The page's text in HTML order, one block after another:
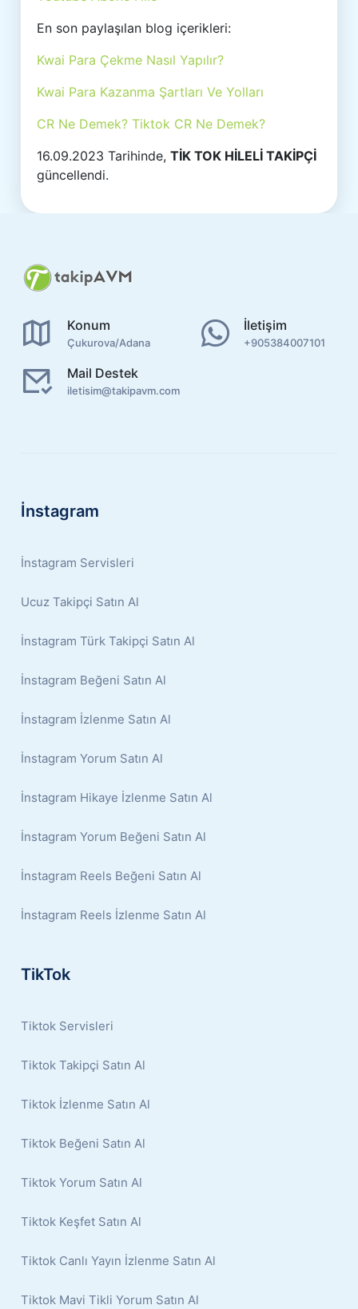
En son paylaşılan blog içerikleri:
Kwai Para Çekme Nasıl Yapılır?
Kwai Para Kazanma Şartları Ve Yolları
CR Ne Demek? Tiktok CR Ne Demek?
16.09.2023 Tarihinde,TİK TOK HİLELİ TAKİPÇİ
güncellendi.
Konum
Çukurova/Adana
İletişim
+905384007101
Mail Destek
iletisim@takipavm.com
İnstagram
İnstagram Servisleri
Ucuz Takipçi Satın Al
İnstagram Türk Takipçi Satın Al
İnstagram Beğeni Satın Al
İnstagram İzlenme Satın Al
İnstagram Yorum Satın Al
İnstagram Hikaye İzlenme Satın Al
İnstagram Yorum Beğeni Satın Al
İnstagram Reels Beğeni Satın Al
İnstagram Reels İzlenme Satın Al
TikTok
Tiktok Servisleri
Tiktok Takipçi Satın Al
Tiktok İzlenme Satın Al
Tiktok Beğeni Satın Al
Tiktok Yorum Satın Al
Tiktok Keşfet Satın Al
Tiktok Canlı Yayın İzlenme Satın Al
Tiktok Mavi Tikli Yorum Satın Al